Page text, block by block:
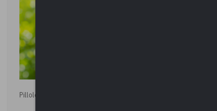
Pillole ambientali | 2026